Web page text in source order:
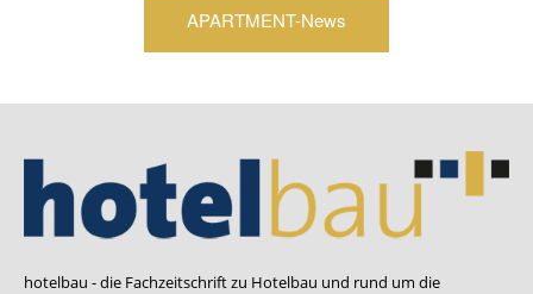
APARTMENT-News
hotelbau - die Fachzeitschrift zu Hotelbau und rund um die